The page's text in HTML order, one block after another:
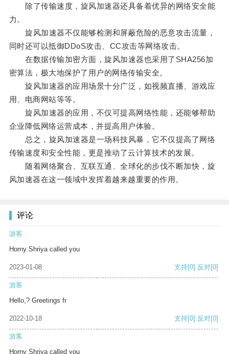
除了传输速度，旋风加速器还具备着优异的网络安全能
力。
旋风加速器不仅能够检测和屏蔽危险的恶意攻击流量，
同时还可以抵御DDoS攻击、CC攻击等网络攻击。
在数据传输加密方面，旋风加速器也采用了SHA256加
密算法，极大地保护了用户的网络传输安全。
旋风加速器的应用场景十分广泛，如视频直播、游戏应
用、电商网站等等。
旋风加速器的应用，不仅可提高网络性能，还能够帮助
企业降低网络运营成本，并提高用户体验。
总之，旋风加速器是一场科技风暴，它不仅提高了网络
传输速度和安全性能，更是推动了云计算技术的发展。
随着网络聚合、互联互通、全球化的步伐不断加快，旋
风加速器在这一领域中发挥着越来越重要的作用。
评论
游客
Horny Shriya called you
2023-01-08 支持[0] 反对[0]
游客
Hello,? Greetings fr
2022-10-18 支持[0] 反对[0]
游客
Horny Shriya called you